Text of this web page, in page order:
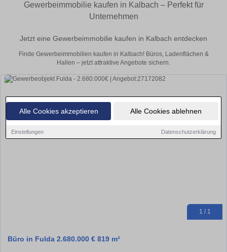
Alle Cookies akzeptieren Alle Cookies ablehnen
Einstellungen Datenschutzerklärung
Gewerbeimmobilie kaufen in Kalbach – Perfekt für
Unternehmen
Jetzt eine Gewerbeimmobilie kaufen in Kalbach entdecken
Finde Gewerbeimmobilien kaufen in Kalbach! Büros, Ladenflächen &
Hallen – jetzt attraktive Angebote sichern.
1 / 1
Büro in Fulda 2.680.000 € 819 m²